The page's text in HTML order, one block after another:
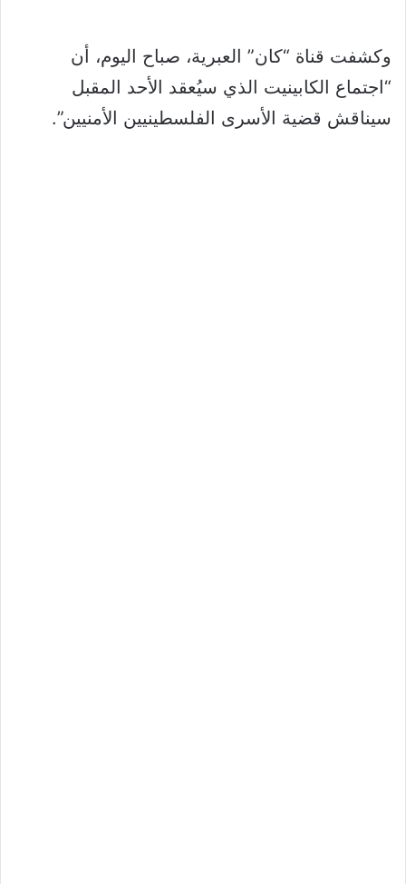
وكشفت قناة “كان” العبرية، صباح اليوم، أن
“اجتماع الكابينيت الذي سيُعقد الأحد المقبل
سيناقش قضية الأسرى الفلسطينيين الأمنيين”.